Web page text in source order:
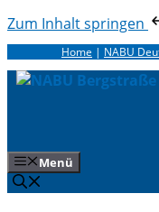
Zum Inhalt springen
Zum
Inhalt
springen
Home | NABU
Menü